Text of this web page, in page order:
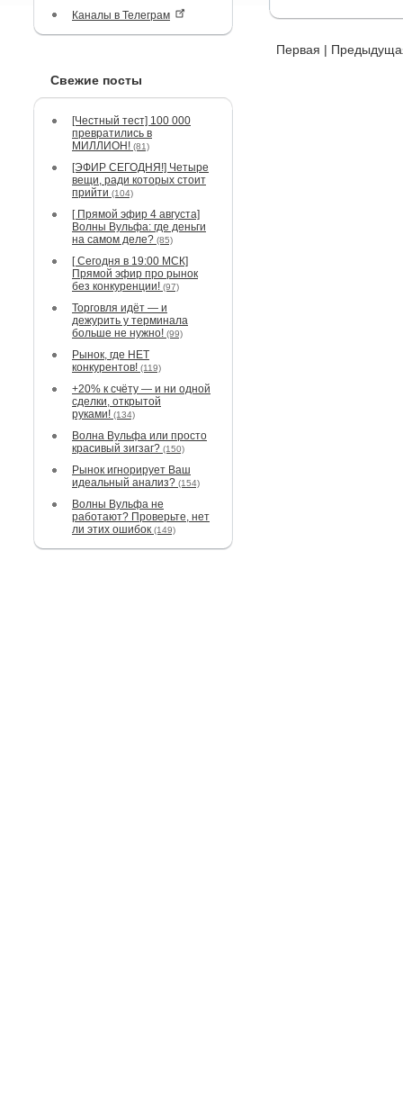
Каналы в Телеграм
Свежие посты
[Честный тест] 100 000
превратились в
МИЛЛИОН! (81)
[ЭФИР СЕГОДНЯ!] Четыре
вещи, ради которых стоит
прийти (104)
[ Прямой эфир 4 августа]
Волны Вульфа: где деньги
на самом деле? (85)
[ Сегодня в 19:00 МСК]
Прямой эфир про рынок
без конкуренции! (97)
Торговля идёт — и
дежурить у терминала
больше не нужно! (99)
Рынок, где НЕТ
конкурентов! (119)
+20% к счёту — и ни одной
сделки, открытой
руками! (134)
Волна Вульфа или просто
красивый зигзаг? (150)
Рынок игнорирует Ваш
идеальный анализ? (154)
Волны Вульфа не
работают? Проверьте, нет
ли этих ошибок (149)
Первая |